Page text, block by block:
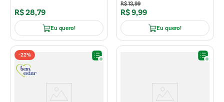
R$28,79
Eu quero!
R$13,99
R$9,99
Eu quero!
-22%